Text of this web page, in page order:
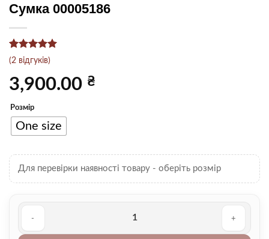
Сумка 00005186
Рейтинг5
з 5 на
основі
опитування
2
покупців
(2 відгуків)
3,900.00 ₴
Розмір
One size
Для перевірки наявності товару - оберіть розмір